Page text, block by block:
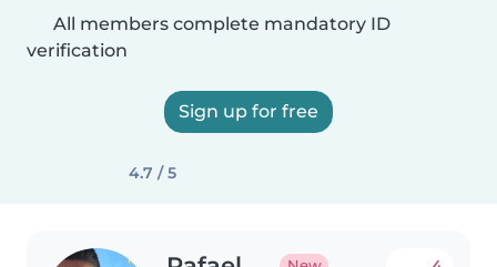
All members complete mandatory ID
verification
Sign up for free
4.7 / 5